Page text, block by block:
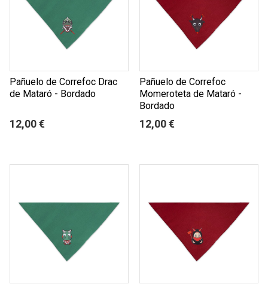
Pañuelo de Correfoc Drac
de Mataró - Bordado
12,00 €
Pañuelo de Correfoc
Momeroteta de Mataró -
Bordado
12,00 €